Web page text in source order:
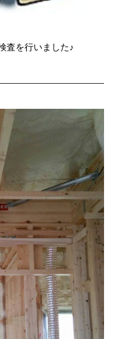
査を行いました♪